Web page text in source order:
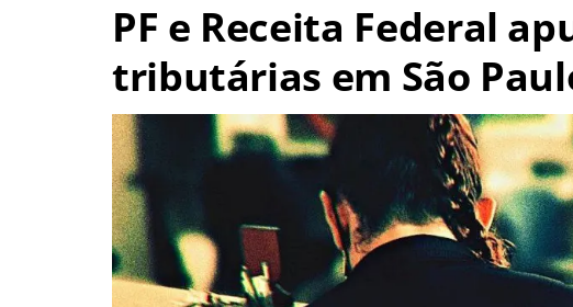
PF e Receita Federal
tributárias em São